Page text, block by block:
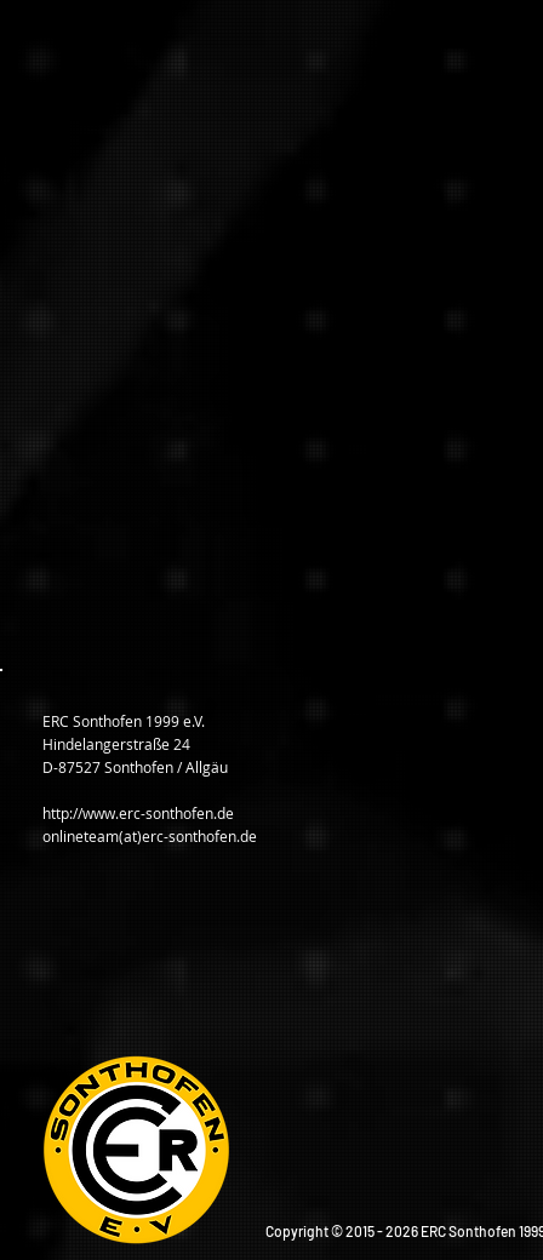
ERC Sonthofen 1999 e.V.
Hindelangerstraße 24
D-87527 Sonthofen / Allgäu
http://www.erc-sonthofen.de
onlineteam(at)erc-sonthofen.de
Copyright © 2015 - 2026 ERC Sonthofen